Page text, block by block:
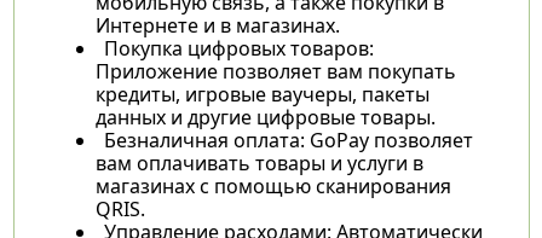
Интернете и в магазинах.
Покупка цифровых товаров:
Приложение позволяет вам покупать
кредиты, игровые ваучеры, пакеты
данных и другие цифровые товары.
Безналичная оплата: GoPay позволяет
вам оплачивать товары и услуги в
магазинах с помощью сканирования
QRIS.
Управление расходами: Автоматически